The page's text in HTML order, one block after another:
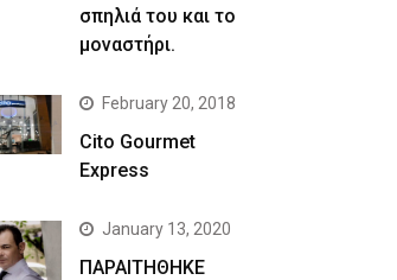
σπηλιά του και το
μοναστήρι.
February 20, 2018
Cito Gourmet
Express
January 13, 2020
ΠΑΡΑΙΤΗΘΗΚΕ